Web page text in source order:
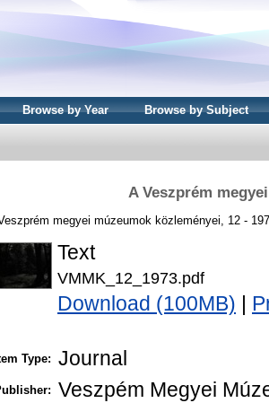
Browse by Year Browse by Subject
A Veszprém
megyei múzeumok közleményei, 12 -
Text
VMMK_12_1973.pdf
Download (100MB)
Type: Journal
Veszpém Megyei